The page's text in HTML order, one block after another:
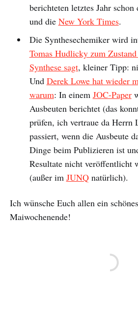
berichteten letztes Jahr schon
und die New York Times.
Die Synthesechemiker wird
Tomas Hudlicky zum
Synthese sagt, kleiner Tipp:
Und Derek Lowe hat wieder
warum: In einem JOC-Paper
Ausbeuten berichtet (das
prüfen, ich vertraue da Herrn
passiert, wenn die Ausbeute
Dinge beim Publizieren ist
Resultate nicht veröffentlicht
(außer im JUNQnatürlich).
Ich wünsche Euch allen ein
Maiwochenende!